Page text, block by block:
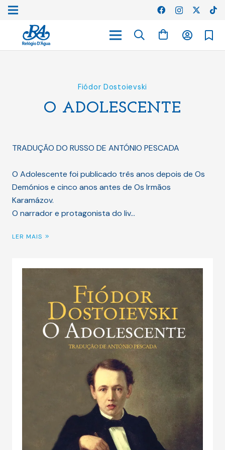
Fiódor Dostoievski
O ADOLESCENTE
TRADUÇÃO DO RUSSO DE ANTÓNIO PESCADA
O Adolescente foi publicado três anos depois de Os
Demónios e cinco anos antes de Os Irmãos
Karamázov.
O narrador e protagonista do liv…
LER MAIS